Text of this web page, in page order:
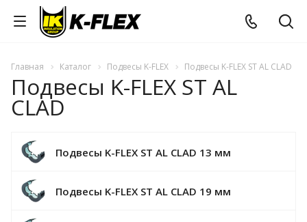
Главная Каталог Подвесы K-FLEX Подвесы K-FLEX ST AL CLAD
Подвесы K-FLEX ST AL
CLAD
Подвесы K-FLEX ST AL CLAD 13 мм
Подвесы K-FLEX ST AL CLAD 19 мм